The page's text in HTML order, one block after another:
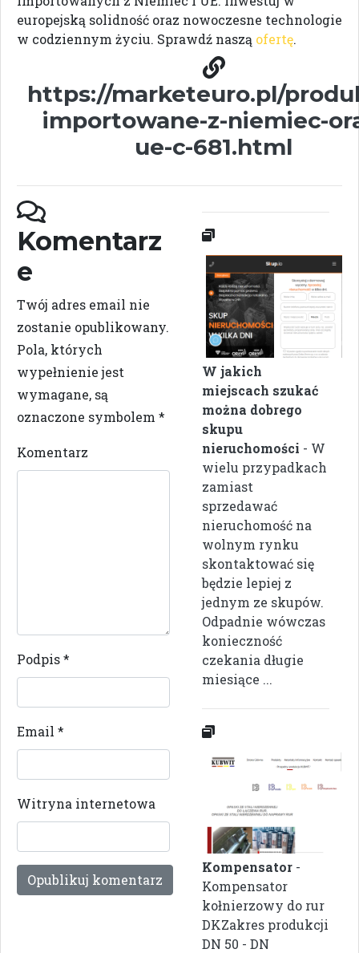
europejską solidność oraz nowoczesne technologie
w codziennym życiu. Sprawdź naszą ofertę.
https://marketeuro.pl/
importowane-z-niemiec-
ue-c-681.html
Komentarz
e
Twój adres email nie
zostanie opublikowany.
Pola, których
wypełnienie jest
wymagane, są
oznaczone symbolem *
Komentarz
Podpis*
Email *
Witryna internetowa
W jakich
miejscach szukać
można dobrego
skupu
nieruchomości - W
wielu przypadkach
zamiast
sprzedawać
nieruchomość na
wolnym rynku
skontaktować się
będzie lepiej z
jednym ze skupów.
Odpadnie wówczas
konieczność
czekania długie
miesiące ...
Kompensator -
Kompensator
kołnierzowy do rur
DKZakres produkcji
DN 50 - DN